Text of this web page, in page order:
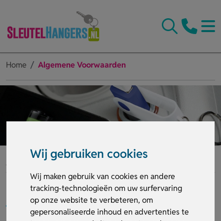
Wij gebruiken cookies
Wij maken gebruik van cookies en andere
tracking-technologieën om uw surfervaring
op onze website te verbeteren, om
gepersonaliseerde inhoud en advertenties te
Home Algemene Voorwaarden
Algemene Voorwaarden
Artikel 1. Algemeen